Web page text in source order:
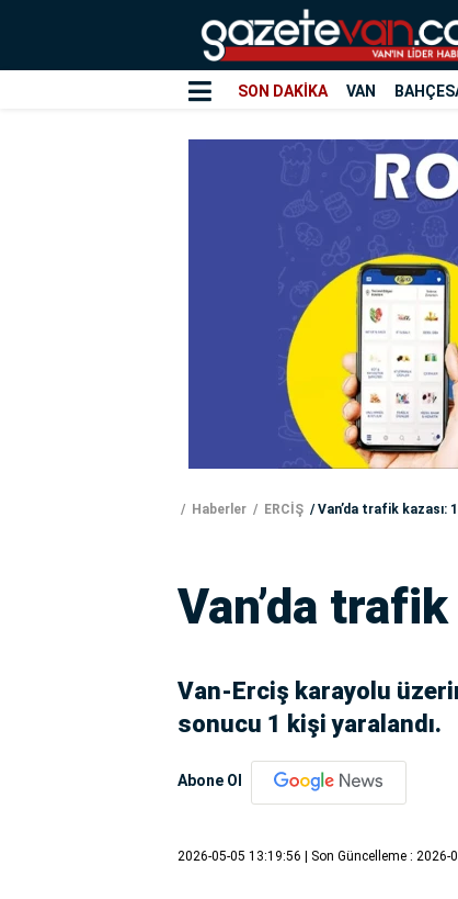
SON DAKİKA VAN
Haberler ERCİŞ Van’da trafik kazası:
Van’da
Van-Erciş karayolu
sonucu 1 kişi yaralandı.
Abone Ol
2026-05-05 13:19:56 | Son Güncelleme : 2026-